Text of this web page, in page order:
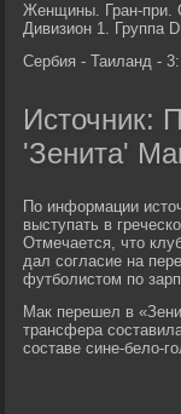
Женщины. Гран-при.
Дивизион 1. Группа
Сербия - Таиланд -
Источник:
'Зенита'
По информации
выступать в
Отмечается, что
дал согласие на
футболистом по
Мак перешел в
трансфера
составе сине-бело-